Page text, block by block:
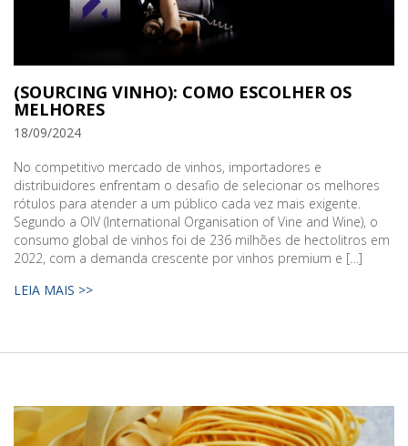
(SOURCING VINHO): COMO ESCOLHER OS
MELHORES
18/09/2024
No competitivo mercado de vinhos, importadores e
distribuidores enfrentam o desafio de selecionar os melhores
rótulos para atender a um público cada vez mais exigente.
Segundo a OIV (International Organisation of Vine and Wine), o
consumo global de vinhos foi de 236 milhões de hectolitros em
2022, com a demanda crescente por vinhos premium e […]
LEIA MAIS >>